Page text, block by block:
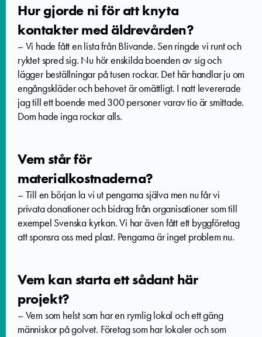
Hur gjorde ni för att knyta
kontakter med äldrevården?
–Vi hade fått en lista från Blivande. Sen ringde vi runt och
ryktet spred sig. Nu hör enskilda boenden av sig och
lägger beställningar på tusen rockar. Det här handlar ju om
engångskläder och behovet är omättligt. I natt levererade
jag till ett boende med 300 personer varav tio är smittade.
Dom hade inga rockar alls.
Vem står för
materialkostnaderna?
–Till en början la vi ut pengarna själva men nu får vi
privata donationer och bidrag från organisationer som till
exempel Svenska kyrkan. Vi har även fått ett byggföretag
att sponsra oss med plast. Pengarna är inget problem nu.
Vem kan starta ett sådant här
projekt?
–Vem som helst som har en rymlig lokal och ett gäng
människor på golvet. Företag som har lokaler och som